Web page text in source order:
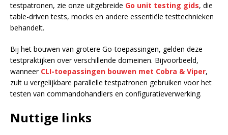
testpatronen, zie onze uitgebreide Go unit testing gids, die
table-driven tests, mocks en andere essentiële testtechnieken
behandelt.
Bij het bouwen van grotere Go-toepassingen, gelden deze
testpraktijken over verschillende domeinen. Bijvoorbeeld,
wanneer CLI-toepassingen bouwen met Cobra & Viper,
zult u vergelijkbare parallelle testpatronen gebruiken voor het
testen van commandohandlers en configuratieverwerking.
Nuttige links